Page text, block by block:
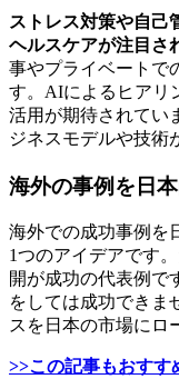
ストレス対策や自己
ヘルスケアが注目さ
事やプライベートで
す。AIによるヒアリ
活用が期待されてい
ジネスモデルや技術
海外の事例を日
海外での成功事例を
1つのアイデアです
開が成功の代表例で
をしては成功できま
スを日本の市場にロ
>>この記事もおすす